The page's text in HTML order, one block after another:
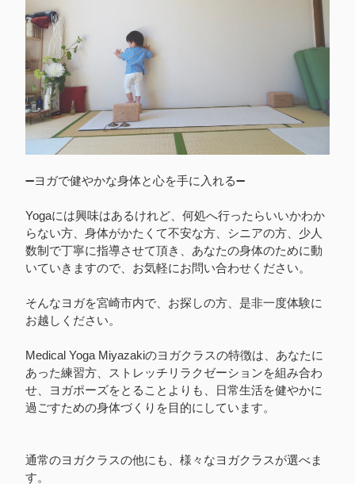
➖ヨガで健やかな身体と心を手に入れる➖
Yogaには興味はあるけれど、何処へ行ったらいいかわか
らない方、身体がかたくて不安な方、シニアの方、少人
数制で丁寧に指導させて頂き、あなたの身体のために動
いていきますので、お気軽にお問い合わせください。
そんなヨガを宮崎市内で、お探しの方、是非一度体験に
お越しください。
Medical Yoga Miyazakiのヨガクラスの特徴は、あなたに
あった練習方、ストレッチリラクゼーションを組み合わ
せ、ヨガポーズをとることよりも、日常生活を健やかに
過ごすための身体づくりを目的にしています。
通常のヨガクラスの他にも、様々なヨガクラスが選べま
す。